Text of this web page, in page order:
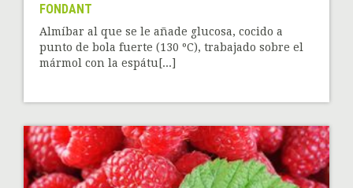
FONDANT
Almíbar al que se le añade glucosa, cocido a
punto de bola fuerte (130 ºC), trabajado sobre el
mármol con la espátu[...]